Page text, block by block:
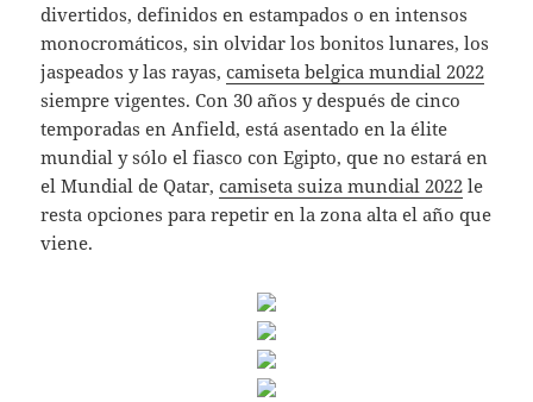
divertidos, definidos en estampados o en intensos
monocromáticos, sin olvidar los bonitos lunares, los
jaspeados y las rayas,camiseta belgica mundial 2022
siempre vigentes. Con 30 años y después de cinco
temporadas en Anfield, está asentado en la élite
mundial y sólo el fiasco con Egipto, que no estará en
el Mundial de Qatar,camiseta suiza mundial 2022 le
resta opciones para repetir en la zona alta el año que
viene.